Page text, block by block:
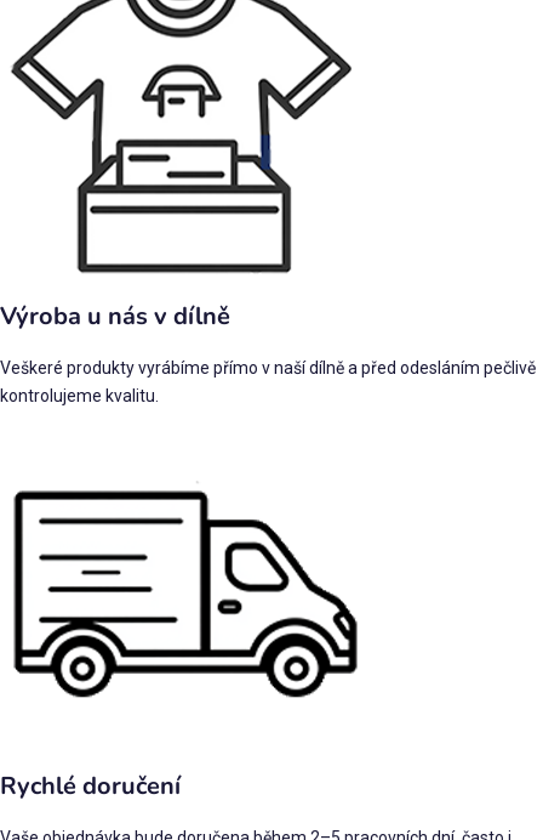
Výroba u nás v dílně
Veškeré produkty vyrábíme přímo v naší dílně a před odesláním pečlivě
kontrolujeme kvalitu.
Rychlé doručení